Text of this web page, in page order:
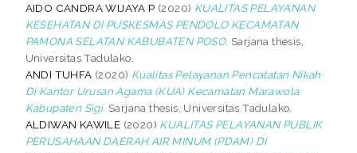
AIDO CANDRA WIJAYA P (2020) KUALITAS PELAYANAN
KESEHATAN DI PUSKESMAS PENDOLO KECAMATAN
PAMONA SELATAN KABUBATEN POSO. Sarjana thesis,
Universitas Tadulako.
ANDI TUHFA (2020) Kualitas Pelayanan Pencatatan Nikah
Di Kantor Urusan Agama (KUA) Kecamatan Marawola
Kabupaten Sigi. Sarjana thesis, Universitas Tadulako.
ALDIWAN KAWILE (2020) KUALITAS PELAYANAN PUBLIK
PERUSAHAAN DAERAH AIR MINUM (PDAM) DI